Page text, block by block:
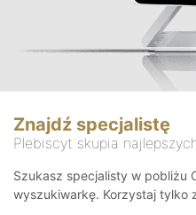
Znajdź specjalistę
Plebiscyt skupia
Szukasz specjalisty w pobliżu
wyszukiwarkę. Korzystaj tylko